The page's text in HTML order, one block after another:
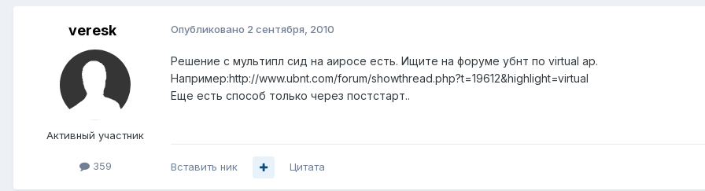
veresk
Активный участник
359
Опубликовано 2 сентября, 2010
Решение с мультипл сид на аиросе есть. Ищите на форуме убнт по virtual ap.
Например:http://www.ubnt.com/forum/showthread.php?t=19612&highlight=virtual
Еще есть способ только через постстарт..
Вставить ник Цитата